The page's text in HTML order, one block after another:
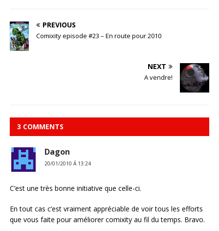
PREVIOUS
Comixity episode #23 – En route pour 2010
NEXT
A vendre!
3 COMMENTS
Dagon
20/01/2010 Á 13:24
C’est une très bonne initiative que celle-ci.
En tout cas c’est vraiment appréciable de voir tous les efforts
que vous faite pour améliorer comixity au fil du temps. Bravo.